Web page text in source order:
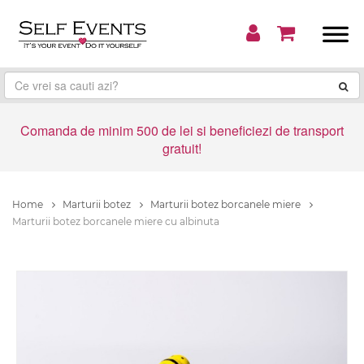
Comanda de minim 500 de lei si beneficiezi de transport
gratuit!
Home Marturii botez
Marturii botez borcanele miere
Marturii botez borcanele miere cu albinuta